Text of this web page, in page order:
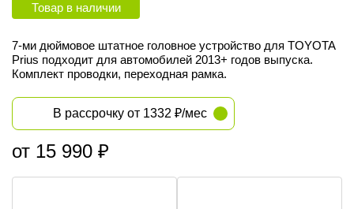
Товар в наличии
7-ми дюймовое штатное головное устройство для TOYOTA
Prius подходит для автомобилей 2013+ годов выпуска.
Комплект проводки, переходная рамка.
В рассрочку от 1332 ₽/мес
от 15 990 ₽